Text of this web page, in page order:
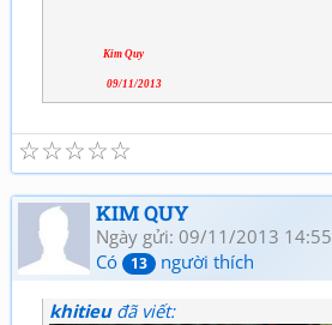
Kim Quy
09/11/2013
☆
☆
☆
☆
☆
KIM QUY
Ngày gửi: 09/11/2013 14:55
Có
13 người thích
khitieuđã viết: